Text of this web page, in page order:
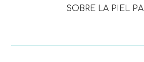
SOBRE LA PIEL